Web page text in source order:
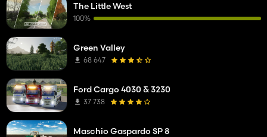
The Little West
100%
Green Valley
68 647
Ford Cargo 4030 & 3230
37 738
Maschio Gaspardo SP 8